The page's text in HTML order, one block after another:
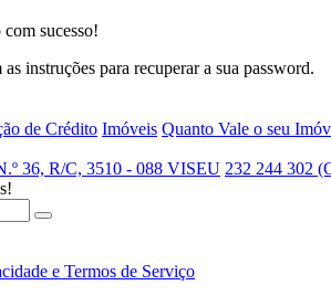
sucesso!
instruções para recuperar a sua password.
de Crédito Imóveis Quanto Vale o seu
36, R/C, 3510 - 088 VISEU 232 244 302
e Termos de Serviço